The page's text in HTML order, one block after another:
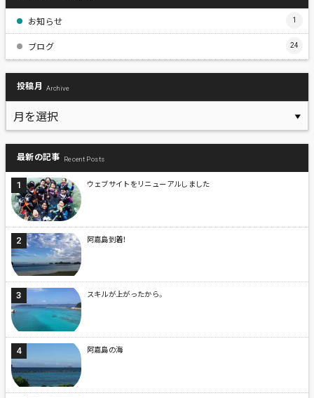
お知らせ 1
ブログ 24
投稿月 Archive
最新の記事 Recent Posts
ウェブサイトをリニューアルしました
阿嘉島到着！
スキルが上がったから。
阿嘉島の海